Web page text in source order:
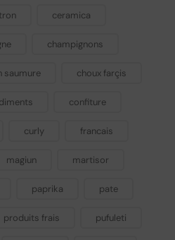
ceramica
champignons
saumure choux farçis
confiture
curly francais
magiun martisor
paprika pate
produits frais pufuleti